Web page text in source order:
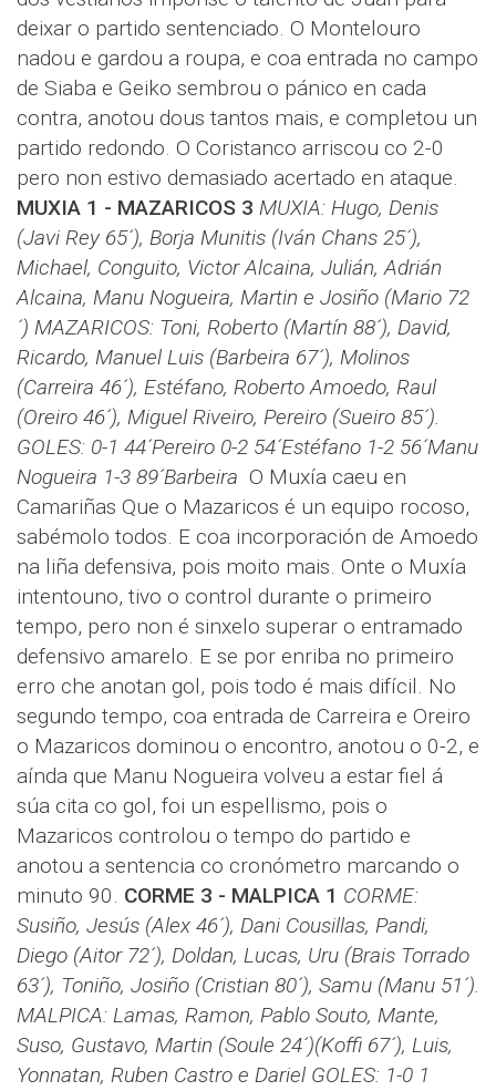
deixar o partido sentenciado. O Montelouro
nadou e gardou a roupa, e coa entrada no campo
de Siaba e Geiko sembrou o pánico en cada
contra, anotou dous tantos mais, e completou un
partido redondo. O Coristanco arriscou co 2-0
pero non estivo demasiado acertado en ataque.
MUXIA 1 - MAZARICOS 3 MUXIA: Hugo, Denis
(Javi Rey 65´), Borja Munitis (Iván Chans 25´),
Michael, Conguito, Victor Alcaina, Julián, Adrián
Alcaina, Manu Nogueira, Martin e Josiño (Mario 72
´) MAZARICOS: Toni, Roberto (Martín 88´), David,
Ricardo, Manuel Luis (Barbeira 67´), Molinos
(Carreira 46´), Estéfano, Roberto Amoedo, Raul
(Oreiro 46´), Miguel Riveiro, Pereiro (Sueiro 85´).
GOLES: 0-1 44´Pereiro 0-2 54´Estéfano 1-2 56´Manu
Nogueira 1-3 89´Barbeira O Muxía caeu en
Camariñas Que o Mazaricos é un equipo rocoso,
sabémolo todos. E coa incorporación de Amoedo
na liña defensiva, pois moito mais. Onte o Muxía
intentouno, tivo o control durante o primeiro
tempo, pero non é sinxelo superar o entramado
defensivo amarelo. E se por enriba no primeiro
erro che anotan gol, pois todo é mais difícil. No
segundo tempo, coa entrada de Carreira e Oreiro
o Mazaricos dominou o encontro, anotou o 0-2, e
aínda que Manu Nogueira volveu a estar fiel á
súa cita co gol, foi un espellismo, pois o
Mazaricos controlou o tempo do partido e
anotou a sentencia co cronómetro marcando o
minuto 90. CORME 3 - MALPICA 1 CORME:
Susiño, Jesús (Alex 46´), Dani Cousillas, Pandi,
Diego (Aitor 72´), Doldan, Lucas, Uru (Brais Torrado
63´), Toniño, Josiño (Cristian 80´), Samu (Manu 51´).
MALPICA: Lamas, Ramon, Pablo Souto, Mante,
Suso, Gustavo, Martin (Soule 24´)(Koffi 67´), Luis,
Yonnatan, Ruben Castro e Dariel GOLES: 1-0 1